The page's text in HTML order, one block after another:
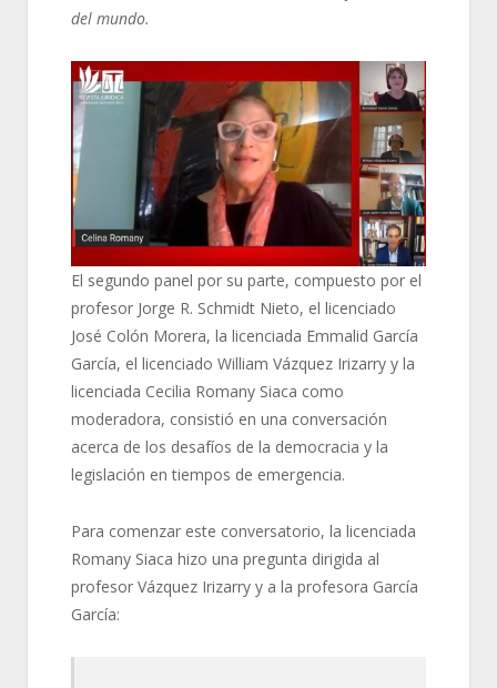
del mundo.
El segundo panel por su parte, compuesto por el
profesor Jorge R. Schmidt Nieto, el licenciado
José Colón Morera, la licenciada Emmalid García
García, el licenciado William Vázquez Irizarry y la
licenciada Cecilia Romany Siaca como
moderadora, consistió en una conversación
acerca de los desafíos de la democracia y la
legislación en tiempos de emergencia.
Para comenzar este conversatorio, la licenciada
Romany Siaca hizo una pregunta dirigida al
profesor Vázquez Irizarry y a la profesora García
García: